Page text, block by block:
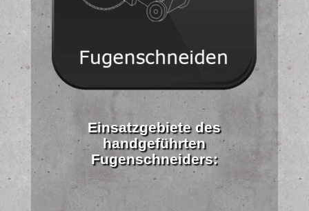
Einsatzgebiete des
handgeführten
Fugenschneiders: